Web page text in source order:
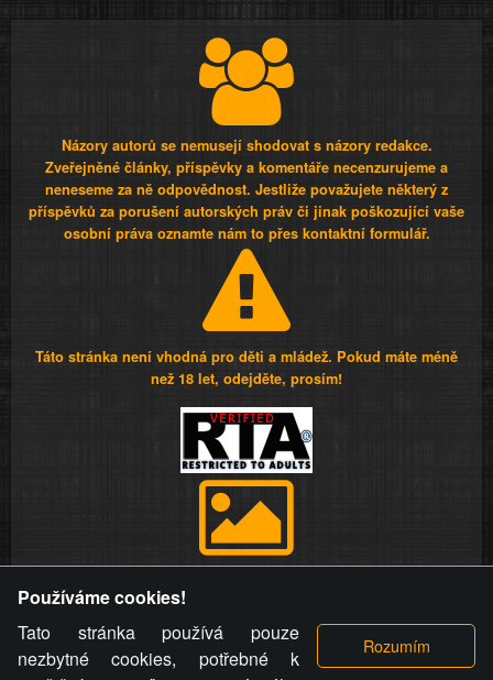
Názory autorů se nemusejí shodovat s názory redakce.
Zveřejněné články, příspěvky a komentáře necenzurujeme a
neneseme za ně odpovědnost. Jestliže považujete některý z
příspěvků za porušení autorských práv či jinak poškozující vaše
osobní práva oznamte nám to přes kontaktní formulář.
Táto stránka není vhodná pro děti a mládež. Pokud máte méně
než 18 let, odejděte, prosím!
videa a komentáře. Osoba, které se toto opatření provozovatele
stránky týče, ani osoba, která umístila fotografii nebo video na
stránku, nemůže z důvodu odstranění fotografie, videa nebo
komentáře pro výše uvedenou okolnost uplatnit vůči
Používáme cookies!
Tato stránka používá pouze
nezbytné cookies, potřebné k